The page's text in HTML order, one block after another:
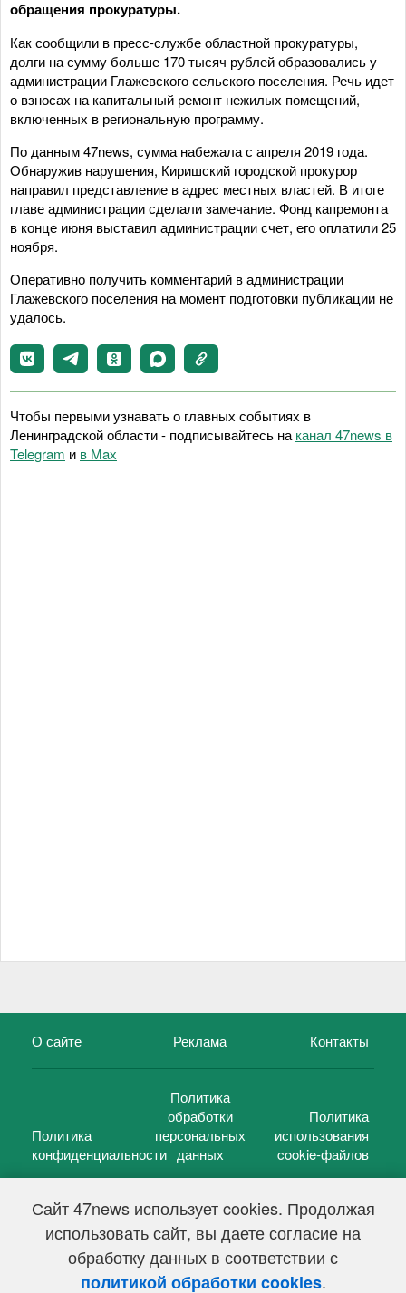
Сайт 47news использует cookies. Продолжая
использовать сайт, вы даете согласие на
обработку данных в соответствии с
политикой обработки cookies.
обращения прокуратуры.
Как сообщили в пресс-службе областной прокуратуры,
долги на сумму больше 170 тысяч рублей образовались у
администрации Глажевского сельского поселения. Речь идет
о взносах на капитальный ремонт нежилых помещений,
включенных в региональную программу.
По данным 47news, сумма набежала с апреля 2019 года.
Обнаружив нарушения, Киришский городской прокурор
направил представление в адрес местных властей. В итоге
главе администрации сделали замечание. Фонд капремонта
в конце июня выставил администрации счет, его оплатили 25
ноября.
Оперативно получить комментарий в администрации
Глажевского поселения на момент подготовки публикации не
удалось.
Чтобы первыми узнавать о главных событиях в
Ленинградской области - подписывайтесь на канал 47news в
Telegram и в Maх
О сайте Реклама Контакты
Политика
конфиденциальности
Политика
обработки
персональных
данных
Политика
использования
cookie-файлов
47 новостей (47 news)2005 — 2026 г.
Свидетельство о регистрации СМИ Эл № ФС 77-39848, выдано
Федеральной службой по надзору в сфере связи,
информационных технологий и массовых коммуникаций